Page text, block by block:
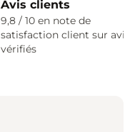
Avis clients
9,8 / 10 en note de
satisfaction client sur avis
vérifiés